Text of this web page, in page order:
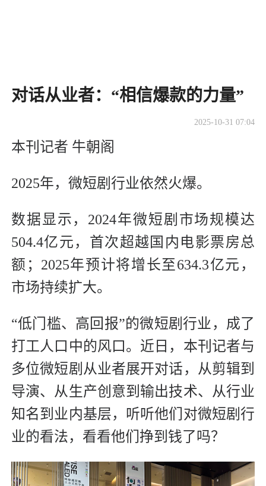
​对话从业者：“相信爆款的力量”
2025-10-31 07:04
本刊记者 牛朝阁
2025年，微短剧行业依然火爆。
数据显示，2024年微短剧市场规模达
504.4亿元，首次超越国内电影票房总
额；2025年预计将增长至634.3亿元，
市场持续扩大。
“低门槛、高回报”的微短剧行业，成了
打工人口中的风口。近日，本刊记者与
多位微短剧从业者展开对话，从剪辑到
导演、从生产创意到输出技术、从行业
知名到业内基层，听听他们对微短剧行
业的看法，看看他们挣到钱了吗？